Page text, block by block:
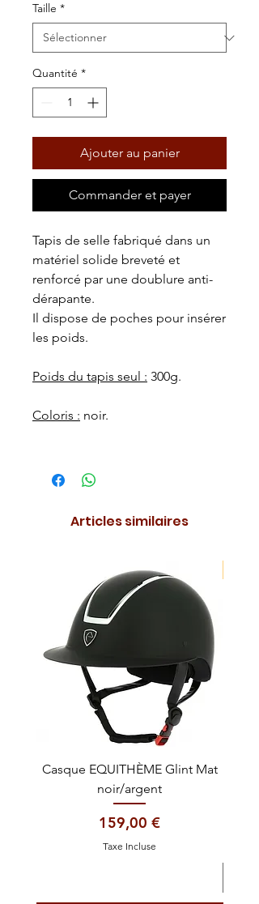
Taille *
Quantité *
Ajouter au panier
Commander et payer
Tapis de selle fabriqué dans un
matériel solide breveté et
renforcé par une doublure anti-
dérapante.
Il dispose de poches pour insérer
les poids.
Poids du tapis seul : 300g.
Coloris : noir.
Articles similaires
Casque EQUITHÈME Glint Mat
noir/argent
Prix
159,00 €
Taxe Incluse